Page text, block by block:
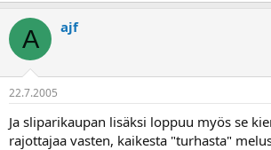
A ajf
22.7.2005
Ja sliparikaupan lisäksi loppuu myös se
rajottajaa vasten, kaikesta "turhasta"